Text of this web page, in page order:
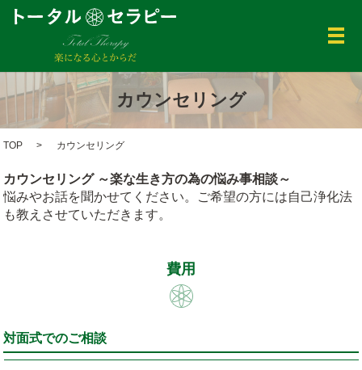
メ
カウンセリング
TOP カウンセリング
カウンセリング ～楽な生き方の為の悩み事相談～
悩みやお話を聞かせてください。ご希望の方には自己浄化法
も教えさせていただきます。
費用
対面式でのご相談